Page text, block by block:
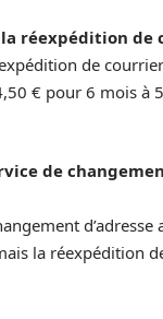
réexpédition de
de
€ pour 6 mois à
de
d’adresse
la réexpédition